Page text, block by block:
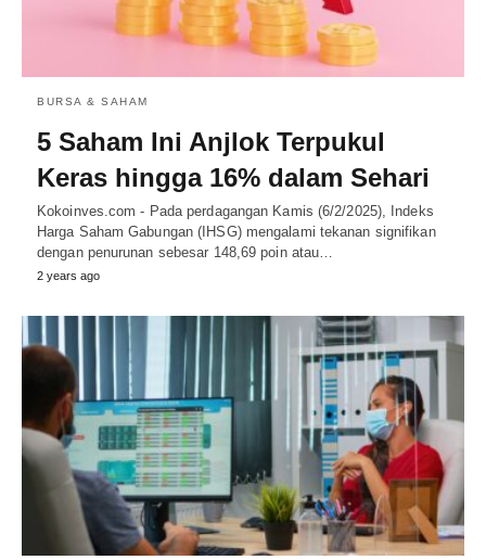
BURSA & SAHAM
5 Saham Ini Anjlok Terpukul
Keras hingga 16% dalam Sehari
Kokoinves.com - Pada perdagangan Kamis (6/2/2025), Indeks
Harga Saham Gabungan (IHSG) mengalami tekanan signifikan
dengan penurunan sebesar 148,69 poin atau…
2 years ago